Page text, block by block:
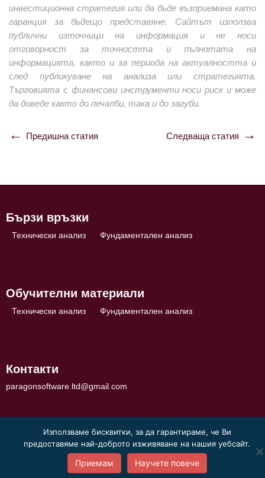
инвестиционна стратегия или да бъде възприемана като
гаранция за бъдещо представяне. Сайтът използва
публични източници на информация и не носи
отговорност за точността и пълнотата на
информацията, както и за периода на актуалността ѝ
след публикуване на анализа или стратегията.
Търговията с финансови инструменти носи риск и може
да доведе както до печалби, така и до загуби.
Навигация
Предишна статия Следваща статия
Бързи връзки
Технически анализ Фундаментален анализ
Обучителни материали
Технически анализ Фундаментален анализ
Контакти
paragonsoftware.ltd@gmail.com
Използваме бисквитки, за да гарантираме, че Ви
предоставяме най-доброто изживяване на нашия уебсайт.
Приемам Научете повече